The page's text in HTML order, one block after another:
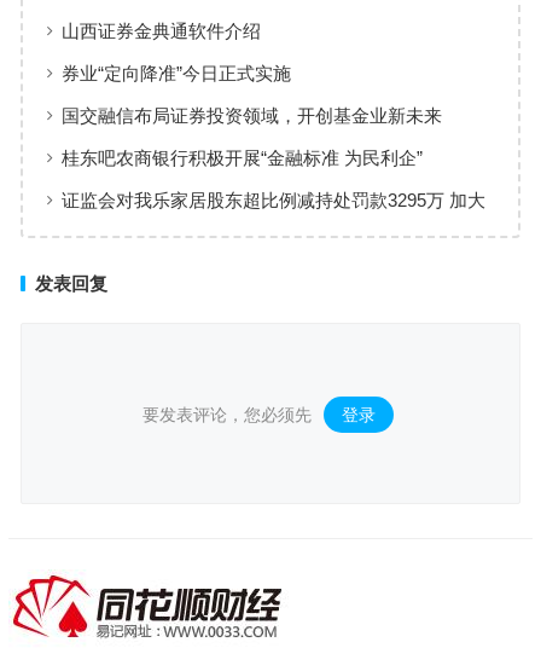
理
山西证券金典通软件介绍
券业“定向降准”今日正式实施
国交融信布局证券投资领域，开创基金业新未来
桂东吧农商银行积极开展“金融标准 为民利企”
证监会对我乐家居股东超比例减持处罚款3295万 加大
发表回复
要发表评论，您必须先 登录 。